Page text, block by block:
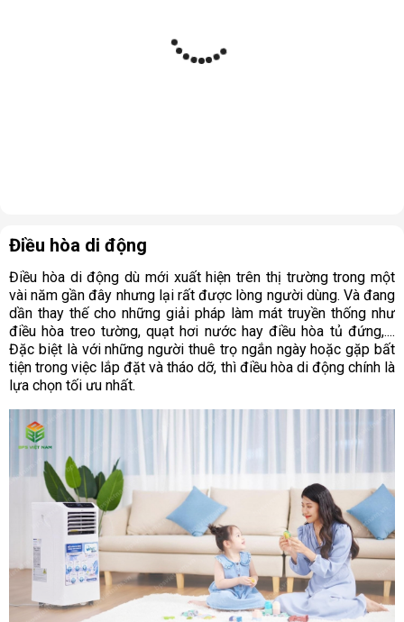
Điều hòa di động
Điều hòa di động dù mới xuất hiện trên thị trường trong một
vài năm gần đây nhưng lại rất được lòng người dùng. Và đang
dần thay thế cho những giải pháp làm mát truyền thống như
điều hòa treo tường, quạt hơi nước hay điều hòa tủ đứng,....
Đặc biệt là với những người thuê trọ ngắn ngày hoặc gặp bất
tiện trong việc lắp đặt và tháo dỡ, thì điều hòa di động chính là
lựa chọn tối ưu nhất.